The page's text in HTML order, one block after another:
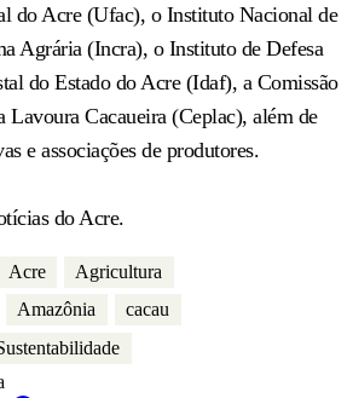
do Acre (Ufac), o Instituto Nacional de
Agrária (Incra), o Instituto de Defesa
do Estado do Acre (Idaf), a Comissão
Lavoura Cacaueira (Ceplac), além de
e associações de produtores.
do Acre.
Acre
Agricultura
Amazônia
cacau